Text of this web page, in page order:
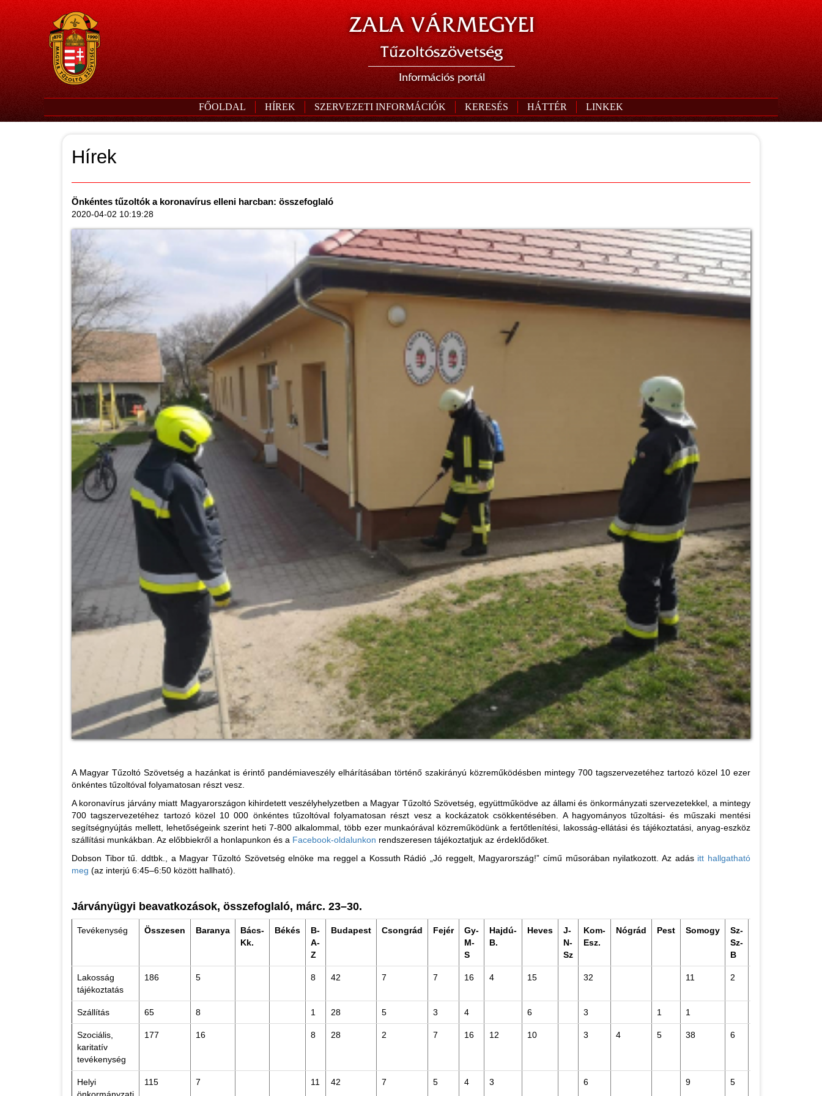
ZALA VÁRMEGYEI
Tűzoltószövetség
Információs portál
FŐOLDAL HÍREK SZERVEZETI INFORMÁCIÓK KERESÉS HÁTTÉR LINKEK
Hírek
Önkéntes tűzoltók a koronavírus elleni harcban: összefoglaló
2020-04-02 10:19:28
A Magyar Tűzoltó Szövetség a hazánkat is érintő pandémiaveszély elhárításában történő szakirányú közreműködésben mintegy 700 tagszervezetéhez tartozó közel 10 ezer
önkéntes tűzoltóval folyamatosan részt vesz.
A koronavírus járvány miatt Magyarországon kihirdetett veszélyhelyzetben a Magyar Tűzoltó Szövetség, együttműködve az állami és önkormányzati szervezetekkel, a mintegy
700 tagszervezetéhez tartozó közel 10 000 önkéntes tűzoltóval folyamatosan részt vesz a kockázatok csökkentésében. A hagyományos tűzoltási- és műszaki mentési
segítségnyújtás mellett, lehetőségeink szerint heti 7-800 alkalommal, több ezer munkaórával közreműködünk a fertőtlenítési, lakosság-ellátási és tájékoztatási, anyag-eszköz
szállítási munkákban. Az előbbiekről a honlapunkon és a Facebook-oldalunkon rendszeresen tájékoztatjuk az érdeklődőket.
Dobson Tibor tű. ddtbk., a Magyar Tűzoltó Szövetség elnöke ma reggel a Kossuth Rádió „Jó reggelt, Magyarország!” című műsorában nyilatkozott. Az adás itt hallgatható
meg (az interjú 6:45–6:50 között hallható).
Járványügyi beavatkozások, összefoglaló, márc. 23–30.
Tevékenység Összesen Baranya
Bács-
Kk.
Békés
B-
A-
Z
Budapest Csongrád Fejér
Gy-
M-
S
Hajdú-
B.
Heves
J-
N-
Sz
Kom-
Esz.
Nógrád Pest Somogy
Sz-
Sz-
B
Lakosság
tájékoztatás
186 5 8 42 7 7 16 4 15 32 11 2
Szállítás 65 8 1 28 5 3 4 6 3 1 1
Szociális,
karitatív
tevékenység
177 16 8 28 2 7 16 12 10 3 4 5 38 6
Helyi
önkormányzati
115 7 11 42 7 5 4 3 6 9 5